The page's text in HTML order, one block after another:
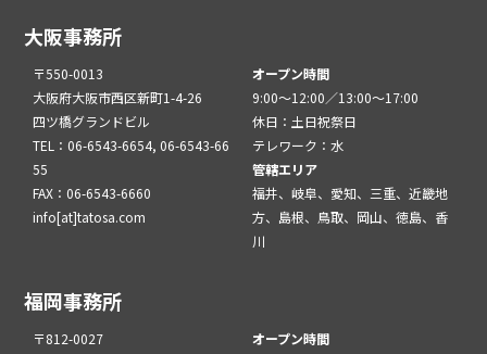
大阪事務所
〒550-0013
大阪府大阪市西区新町1-4-26
四ツ橋グランドビル
TEL：06-6543-6654, 06-6543-66
55
FAX：06-6543-6660
info[at]tatosa.com
オープン時間
9:00～12:00／13:00～17:00
休日：土日祝祭日
テレワーク：水
管轄エリア
福井、岐阜、愛知、三重、近畿地
方、島根、鳥取、岡山、徳島、香
川
福岡事務所
〒812-0027
オープン時間